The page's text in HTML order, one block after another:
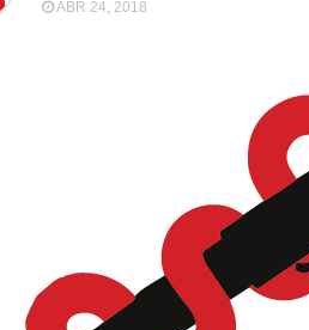
ABR 24, 2018